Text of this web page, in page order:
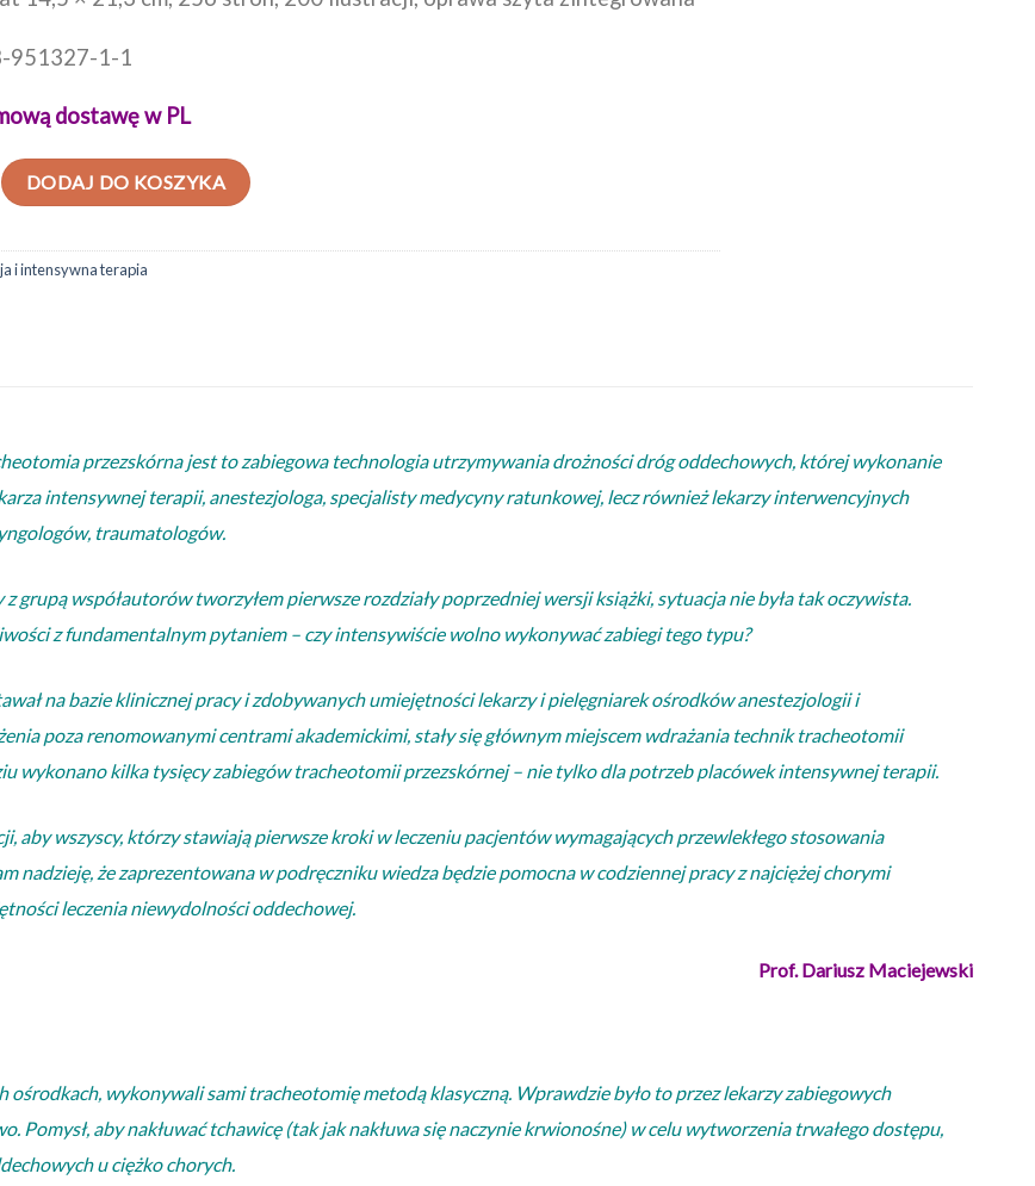
951327-1-1
dostawę w PL
PRZEZSKÓRNA. Podstawy, techniki, strategie - MACIEJEWSKI
DODAJ DO KOSZYKA
i intensywna terapia
przezskórna jest to zabiegowa technologia utrzymywania drożności dróg oddechowych, której wykonanie
intensywnej terapii, anestezjologa, specjalisty medycyny ratunkowej, lecz również lekarzy interwencyjnych
traumatologów.
grupą współautorów tworzyłem pierwsze rozdziały poprzedniej wersji książki, sytuacja nie była tak oczywista.
z fundamentalnym pytaniem – czy intensywiście wolno wykonywać zabiegi tego typu?
na bazie klinicznej pracy i zdobywanych umiejętności lekarzy i pielęgniarek ośrodków anestezjologii i
poza renomowanymi centrami akademickimi, stały się głównym miejscem wdrażania technik tracheotomii
wykonano kilka tysięcy zabiegów tracheotomii przezskórnej – nie tylko dla potrzeb placówek intensywnej terapii.
aby wszyscy, którzy stawiają pierwsze kroki w leczeniu pacjentów wymagających przewlekłego stosowania
nadzieję, że zaprezentowana w podręczniku wiedza będzie pomocna w codziennej pracy z najciężej chorymi
leczenia niewydolności oddechowej.
Prof. Dariusz Maciejewski
wykonywali sami tracheotomię metodą klasyczną. Wprawdzie było to przez lekarzy zabiegowych
Pomysł, aby nakłuwać tchawicę (tak jak nakłuwa się naczynie krwionośne) w celu wytworzenia trwałego dostępu,
u ciężko chorych.